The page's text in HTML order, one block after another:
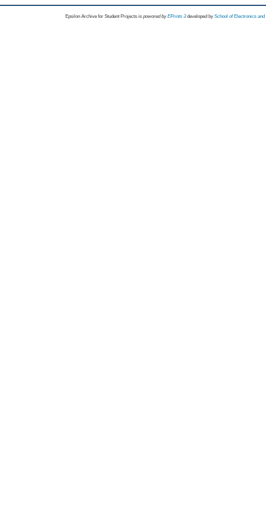
Epsilon Archive for Student Projects is powored byEPrints 3 developed by School of Electronics